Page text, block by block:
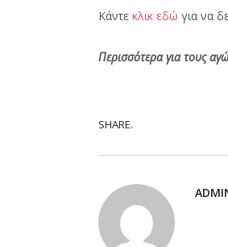
Κάντε κλικ εδώ για να
Περισσότερα για τους
SHARE.